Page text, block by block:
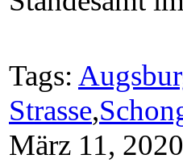
Tags:
Strasse,
März 11, 2020